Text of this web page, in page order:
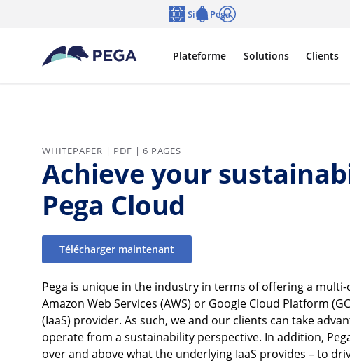
Passer directement au contenu principal
Plateforme Solutions Clients
Sites Pega
WHITEPAPER | PDF | 6 PAGES
Achieve your
Pega Cloud
Télécharger maintenant
Pega is unique in the industry in terms of offering a
Amazon Web Services (AWS) or Google Cloud Platform
(IaaS) provider. As such, we and our clients can take
operate from a sustainability perspective. In addition,
over and above what the underlying IaaS provides – to